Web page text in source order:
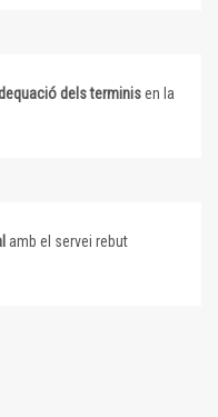
dels terminisen la
amb el servei rebut